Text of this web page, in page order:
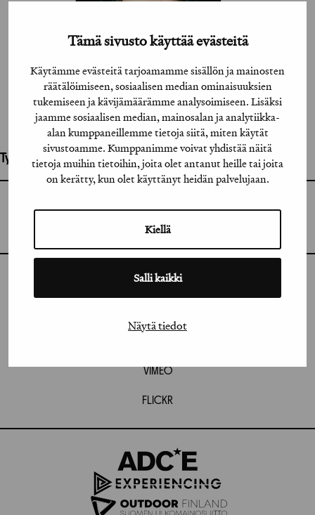
Tämä sivusto käyttää evästeitä
Käytämme evästeitä tarjoamamme sisällön ja mainosten
räätälöimiseen, sosiaalisen median ominaisuuksien
tukemiseen ja kävijämäärämme analysoimiseen. Lisäksi
jaamme sosiaalisen median, mainosalan ja analytiikka-
alan kumppaneillemme tietoja siitä, miten käytät
sivustoamme. Kumppanimme voivat yhdistää näitä
tietoja muihin tietoihin, joita olet antanut heille tai joita
on kerätty, kun olet käyttänyt heidän palvelujaan.
Kiellä
Salli kaikki
Näytä tiedot
Työhön osallistuneet henkilöt / tahot:
GRAFIA(AT)GRAFIA.FI
INSTAGRAM
VIMEO
FLICKR